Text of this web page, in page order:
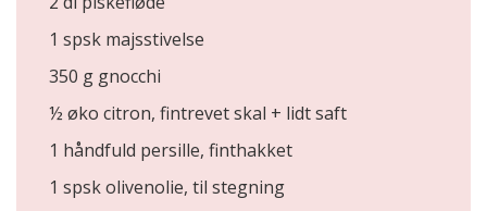
1 spsk majsstivelse
350 g gnocchi
½ øko citron, fintrevet skal + lidt saft
1 håndfuld persille, finthakket
1 spsk olivenolie, til stegning